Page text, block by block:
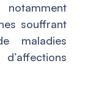
souffrant
maladies